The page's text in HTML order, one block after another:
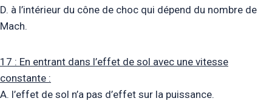
D. à l’intérieur du cône de choc qui dépend du nombre de
Mach.
17 : En entrant dans l’effet de sol avec une vitesse
constante :
A. l’effet de sol n’a pas d’effet sur la puissance.